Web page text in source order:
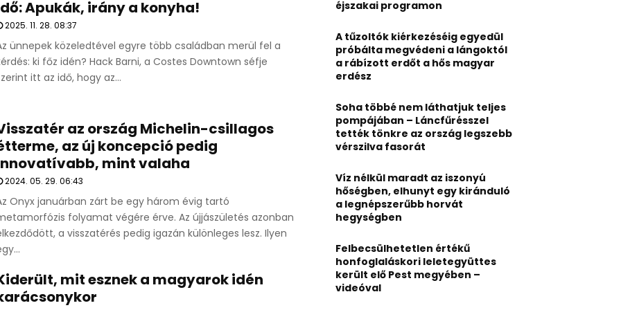
Apukák, irány a konyha!
2025. 11. 28. 08:37
ünnepek közeledtével egyre több családban merül fel a
ki főz idén? Hack Barni, a Costes Downtown séfje
itt az idő, hogy az...
az ország Michelin-csillagos
az új koncepció pedig
mint valaha
2024. 05. 29. 06:43
Onyx januárban zárt be egy három évig tartó
folyamat végére érve. Az újjászületés azonban
a visszatérés pedig igazán különleges lesz. Ilyen
mit esznek a magyarok idén
H
éjszakai programon
A tűzoltók kiérkezéséig egyedül
próbálta megvédeni a lángoktól
a rábízott erdőt a hős magyar
erdész
Soha többé nem láthatjuk teljes
pompájában – Láncfűrésszel
tették tönkre az ország legszebb
vérszilva fasorát
Víz nélkül maradt az iszonyú
hőségben, elhunyt egy kiránduló
a legnépszerűbb horvát
hegységben
Felbecsülhetetlen értékű
honfoglaláskori leletegyüttes
került elő Pest megyében –
videóval